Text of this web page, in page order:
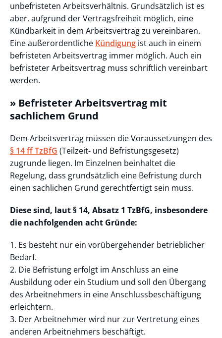
unbefristeten Arbeitsverhältnis. Grundsätzlich ist es
aber, aufgrund der Vertragsfreiheit möglich, eine
Kündbarkeit in dem Arbeitsvertrag zu vereinbaren.
Eine außerordentliche Kündigung ist auch in einem
befristeten Arbeitsvertrag immer möglich. Auch ein
befristeter Arbeitsvertrag muss schriftlich vereinbart
werden.
» Befristeter Arbeitsvertrag mit
sachlichem Grund
Dem Arbeitsvertrag müssen die Voraussetzungen des
§ 14 ff TzBfG (Teilzeit- und Befristungsgesetz)
zugrunde liegen. Im Einzelnen beinhaltet die
Regelung, dass grundsätzlich eine Befristung durch
einen sachlichen Grund gerechtfertigt sein muss.
Diese sind, laut § 14, Absatz 1 TzBfG, insbesondere
die nachfolgenden acht Gründe:
1. Es besteht nur ein vorübergehender betrieblicher
Bedarf.
2. Die Befristung erfolgt im Anschluss an eine
Ausbildung oder ein Studium und soll den Übergang
des Arbeitnehmers in eine Anschlussbeschäftigung
erleichtern.
3. Der Arbeitnehmer wird nur zur Vertretung eines
anderen Arbeitnehmers beschäftigt.